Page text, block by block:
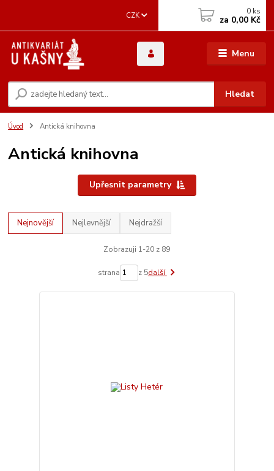
Menu
CZK
Hledat
0 ks
za 0,00 Kč
Úvod Antická knihovna
Antická knihovna
Upřesnit parametry
Nejnovější Nejlevnější Nejdražší
Zobrazuji 1-20 z 89
strana z 5další